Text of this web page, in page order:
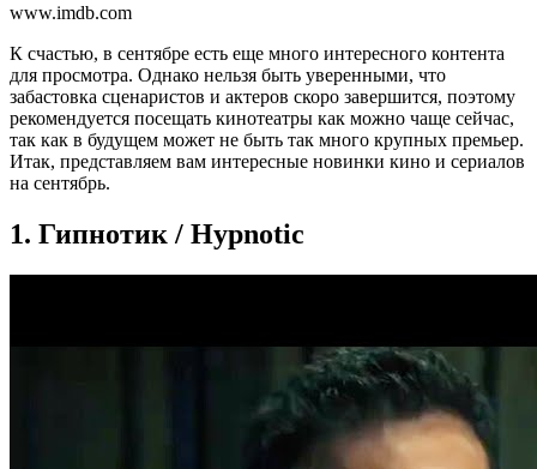
www.imdb.com
К счастью, в сентябре есть еще много интересного контента
для просмотра. Однако нельзя быть уверенными, что
забастовка сценаристов и актеров скоро завершится, поэтому
рекомендуется посещать кинотеатры как можно чаще сейчас,
так как в будущем может не быть так много крупных премьер.
Итак, представляем вам интересные новинки кино и сериалов
на сентябрь.
1. Гипнотик / Hypnotic